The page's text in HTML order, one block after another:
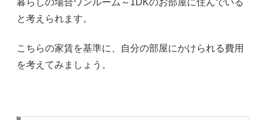
と考えられます。
こちらの家賃を基準に、自分の部屋にかけられる費用
を考えてみましょう。